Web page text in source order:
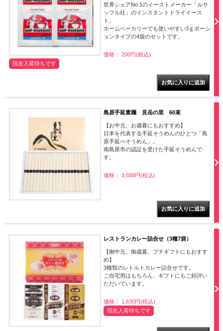
世界シェアNo.1のイーストメーカー「ルサ
ッフル社」のインスタントドライイース
ト。
ホームベーカリーでも使いやすい3ｇポーシ
ョンタイプの4袋のセットです。
価格： 200円(税込)
現在入荷待ちです
島原手延素麺 見岳の里 60束
【お中元、お歳暮にもおすすめ】
日本を代表する手延そうめんのひとつ「島
原手延べそうめん」。
南島原市の認証を受けた手延そうめんで
す。
価格： 3,588円(税込)
レストランカレー詰合せ（3種7袋）
【御中元、御歳暮、プチギフトにもおすす
め】
3種類のレトルトカレー詰合せです。
ご自宅用はもちろん、ギフトにもご好評い
ただいています。
価格： 1,630円(税込)
現在入荷待ちです